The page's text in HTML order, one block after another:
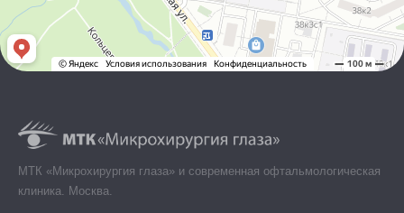
МТК «Микрохирургия глаза» и современная офтальмологическая
клиника. Москва.